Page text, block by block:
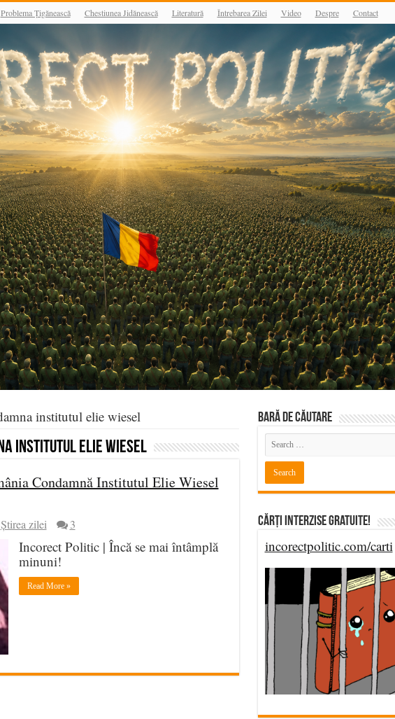
Problema Țigănească Chestiunea Jidănească Literatură Întrebarea Zilei Video Despre Contact
institutul elie wiesel
institutul elie wiesel
Condamnă Institutul Elie Wiesel
Știrea zilei 3
Incorect Politic | Încă se mai întâmplă
minuni!
Read More »
BARĂ DE CĂUTARE
Cărți Interzise Gratuite!
incorectpolitic.com/carti